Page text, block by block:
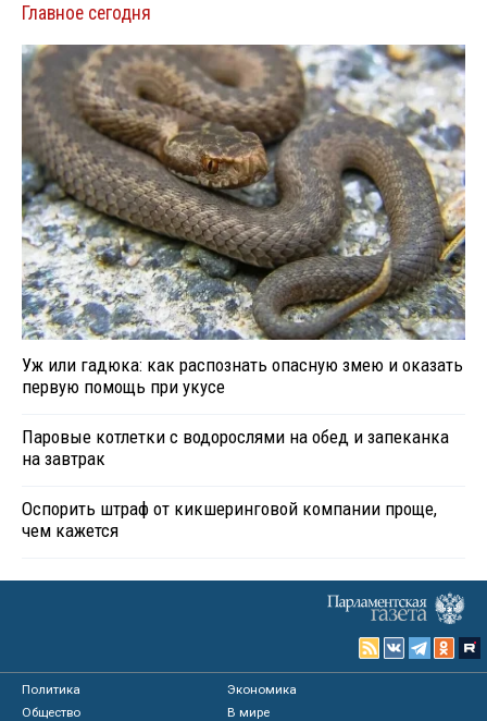
Главное сегодня
Уж или гадюка: как распознать опасную змею и оказать
первую помощь при укусе
Паровые котлетки с водорослями на обед и запеканка
на завтрак
Оспорить штраф от кикшеринговой компании проще,
чем кажется
Политика
Экономика
Общество
В мире